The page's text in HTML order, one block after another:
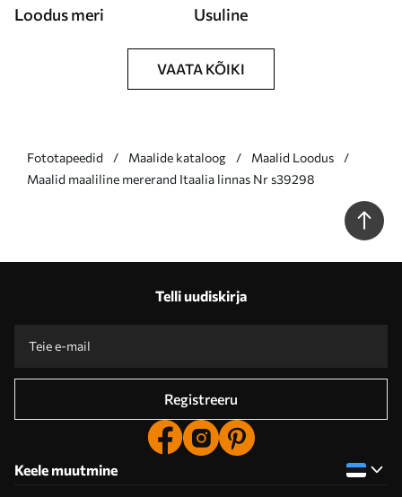
Loodus meri Usuline
VAATA KÕIKI
Fototapeedid Maalide kataloog
Maalid Loodus
Maalid maaliline mererand Itaalia linnas Nr s39298
Telli uudiskirja
Registreeru
Keele muutmine